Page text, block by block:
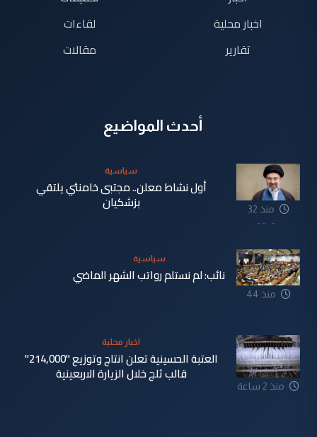
اخبار محلية
تقارير
لقاءات
مقالات
أحدث المواضيع
منذ 32
دقيقة
سياسية
أول نشاط معلن.. مجتبى خامنئي يلتقي
بزشكيان
منذ 44
سياسية
نائب: لم نستلم رواتب الشهر الماضي
منذ 2 ساعة
اخبار محلية
العتبة الحسينية تعلن انتاج وتوزيع "214,000"
قالب ثلج خلال الزيارة الاربعينية